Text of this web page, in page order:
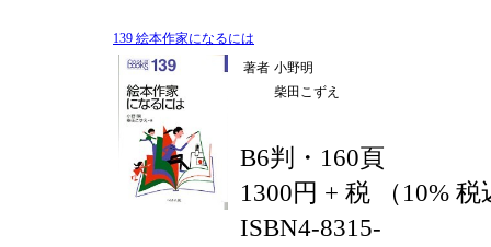
139 絵本作家になるには
著者 小野明
柴田こずえ
B6判・160頁
1300円 + 税 （10%
ISBN4-8315-